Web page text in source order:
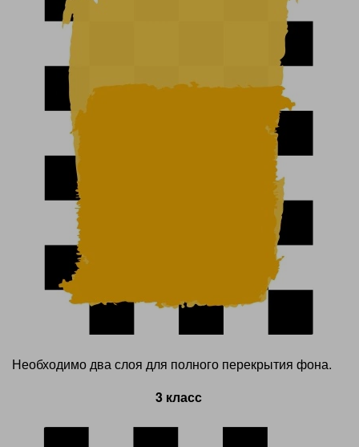
Необходимо два слоя для полного перекрытия фона.
3 класс